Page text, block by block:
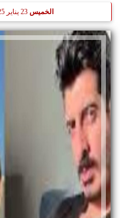
الخميس 23 يناير 2025